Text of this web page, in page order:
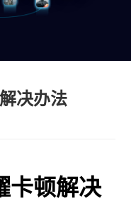
决办法
卡顿解决